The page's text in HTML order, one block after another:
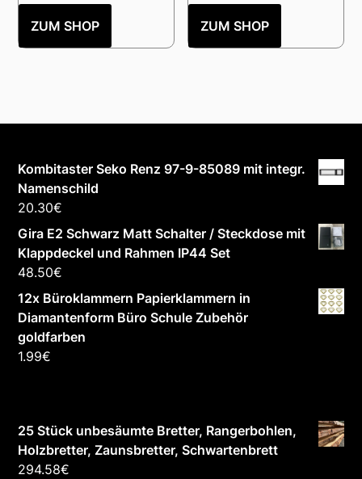
ZUM SHOP ZUM SHOP
Kombitaster Seko Renz 97-9-85089 mit integr.
Namenschild
20.30€
Gira E2 Schwarz Matt Schalter / Steckdose mit
Klappdeckel und Rahmen IP44 Set
48.50€
12x Büroklammern Papierklammern in
Diamantenform Büro Schule Zubehör
goldfarben
1.99€
25 Stück unbesäumte Bretter, Rangerbohlen,
Holzbretter, Zaunsbretter, Schwartenbrett
294.58€